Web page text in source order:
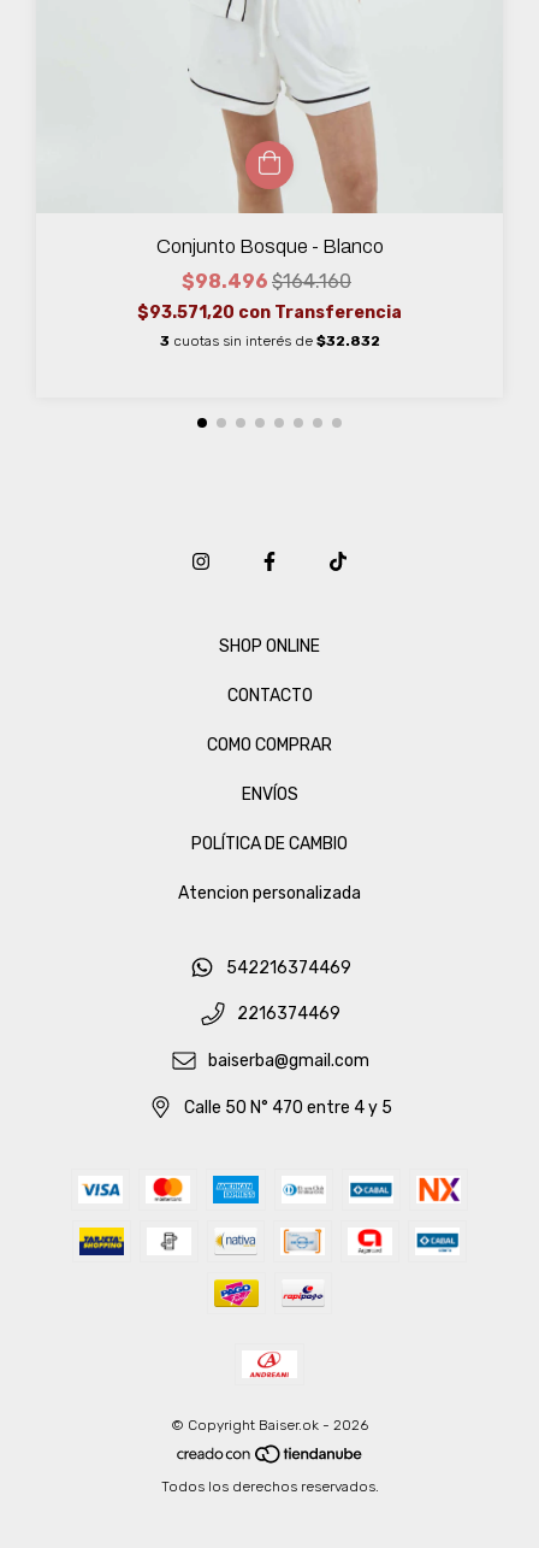
Conjunto Bosque - Blanco
$98.496 $164.160
$93.571,20 con Transferencia
3 cuotas sin interés de $32.832
SHOP ONLINE
CONTACTO
COMO COMPRAR
ENVÍOS
POLÍTICA DE CAMBIO
Atencion personalizada
542216374469
2216374469
baiserba@gmail.com
Calle 50 N° 470 entre 4 y 5
© Copyright Baiser.ok - 2026
Todos los derechos reservados.